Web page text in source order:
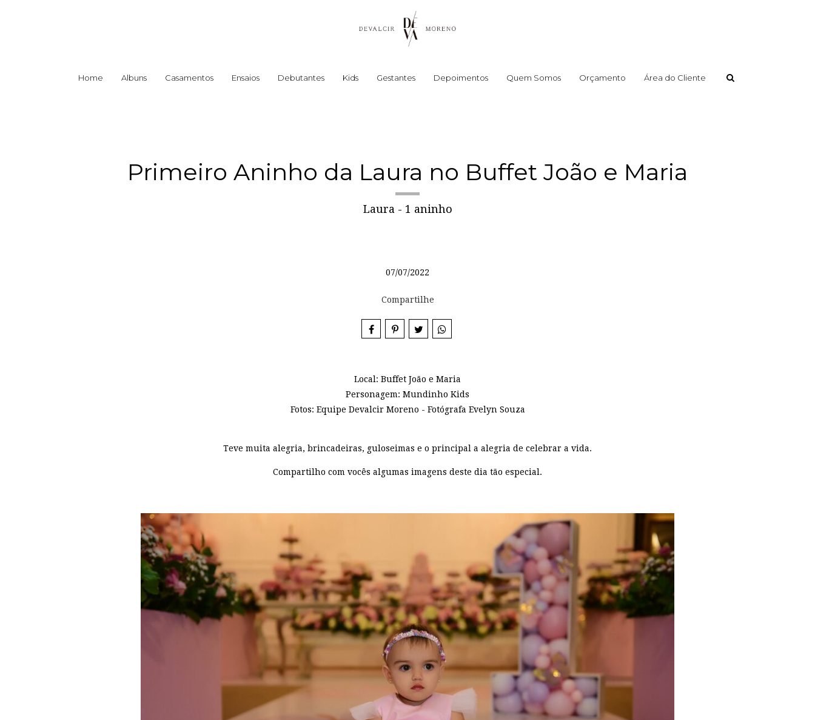
Home Albuns Casamentos Ensaios Debutantes Kids Gestantes Depoimentos Quem Somos Orçamento Área do Cliente
Primeiro Aninho da Laura no Buffet João e Maria
Laura - 1 aninho
07/07/2022
Compartilhe
Local: Buffet João e Maria
Personagem: Mundinho Kids
Fotos: Equipe Devalcir Moreno - Fotógrafa Evelyn Souza
Teve muita alegria, brincadeiras, guloseimas e o principal a alegria de celebrar a vida.
Compartilho com vocês algumas imagens deste dia tão especial.